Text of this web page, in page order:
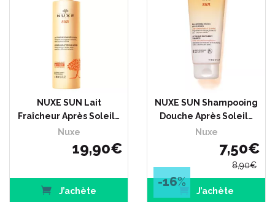
NUXE SUN Lait
Fraîcheur Après Soleil…
Nuxe
19,90€
J’achète
NUXE SUN Shampooing
Douche Après Soleil…
Nuxe
7,50€
8,90€
-16%
J’achète